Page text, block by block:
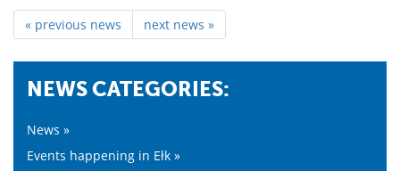
« previous news next news »
NEWS CATEGORIES:
News »
Events happening in Ełk »